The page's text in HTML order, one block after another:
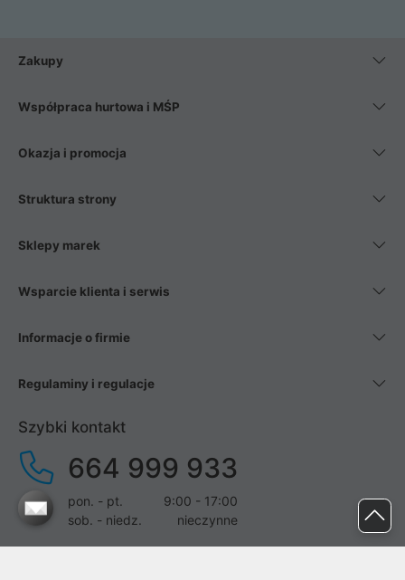
Zakupy
Współpraca hurtowa i MŚP
Okazja i promocja
Struktura strony
Sklepy marek
Wsparcie klienta i serwis
Informacje o firmie
Regulaminy i regulacje
Szybki kontakt
664 999 933
pon. - pt.
9:00 - 17:00
sob. - niedz.
nieczynne